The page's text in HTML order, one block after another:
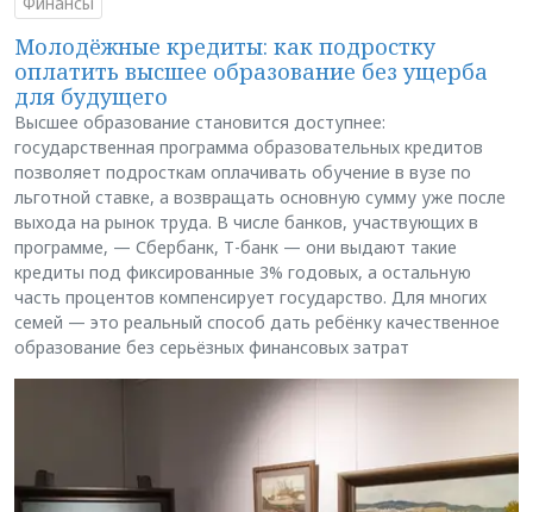
Молодёжные кредиты: как подростку
оплатить высшее образование без ущерба
для будущего
Высшее образование становится доступнее:
государственная программа образовательных кредитов
позволяет подросткам оплачивать обучение в вузе по
льготной ставке, а возвращать основную сумму уже после
выхода на рынок труда. В числе банков, участвующих в
программе, — Сбербанк, Т-банк — они выдают такие
кредиты под фиксированные 3% годовых, а остальную
часть процентов компенсирует государство. Для многих
семей — это реальный способ дать ребёнку качественное
образование без серьёзных финансовых затрат